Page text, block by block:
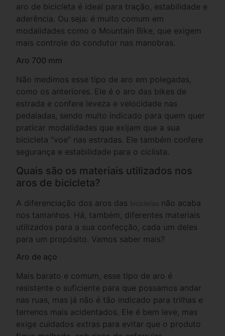
aro de bicicleta é ideal para tração, estabilidade e
aderência. Ou seja: é muito comum em
modalidades como o Mountain Bike, que exigem
mais controle do condutor nas manobras.
Aro 700 mm
Não medimos esse tipo de aro em polegadas,
como os anteriores. Ele é o aro das bikes de
estrada e confere leveza e velocidade nas
pedaladas, sendo muito indicado para quem quer
praticar modalidades que exijam que a sua
bicicleta “voe” nas estradas. Ele também confere
segurança e estabilidade para o ciclista.
Quais são os materiais utilizados nos
aros de bicicleta?
A diferenciação dos aros das bicicletas
não acaba
nos tamanhos. Há, também, diferentes materiais
utilizados para a sua confecção, cada um deles
para um propósito. Vamos saber mais?
Aro de aço
Mais barato e comum, esse tipo de aro é
resistente o suficiente para que possamos andar
nas ruas, mas já não é tão indicado para trilhas e
terrenos mais acidentados. Ele é bem leve, mas
exige cuidados extras para evitar que o produto